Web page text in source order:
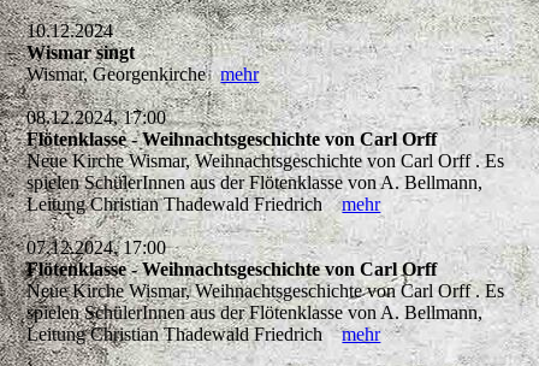
10.12.2024
Wismar singt
Wismar, Georgenkirchemehr
08.12.2024, 17:00
Flötenklasse - Weihnachtsgeschichte von Carl Orff
Neue Kirche Wismar, Weihnachtsgeschichte von Carl Orff . Es
spielen SchülerInnen aus der Flötenklasse von A. Bellmann,
Leitung Christian Thadewald Friedrichmehr
07.12.2024, 17:00
Flötenklasse - Weihnachtsgeschichte von Carl Orff
Neue Kirche Wismar, Weihnachtsgeschichte von Carl Orff . Es
spielen SchülerInnen aus der Flötenklasse von A. Bellmann,
Leitung Christian Thadewald Friedrichmehr